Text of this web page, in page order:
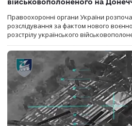
Правоохоронні органи України
розслідування за фактом нового
розстрілу українського